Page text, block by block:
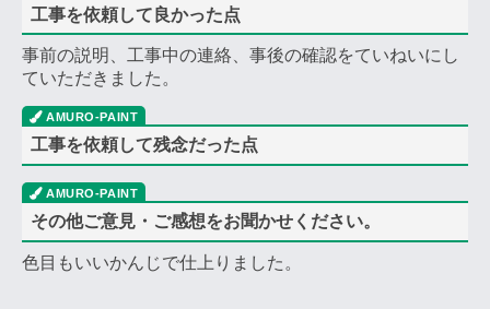
工事を依頼して良かった点
事前の説明、工事中の連絡、事後の確認をていねいにし
ていただきました。
工事を依頼して残念だった点
その他ご意見・ご感想をお聞かせください。
色目もいいかんじで仕上りました。